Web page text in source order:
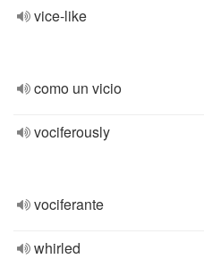
vice-like
como un vicio
vociferously
vociferante
whirled